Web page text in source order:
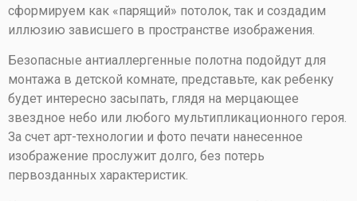
сформируем как «парящий» потолок, так и создадим
иллюзию зависшего в пространстве изображения.
Безопасные антиаллергенные полотна подойдут для
монтажа в детской комнате, представьте, как ребенку
будет интересно засыпать, глядя на мерцающее
звездное небо или любого мультипликационного героя.
За счет арт-технологии и фото печати нанесенное
изображение прослужит долго, без потерь
первозданных характеристик.